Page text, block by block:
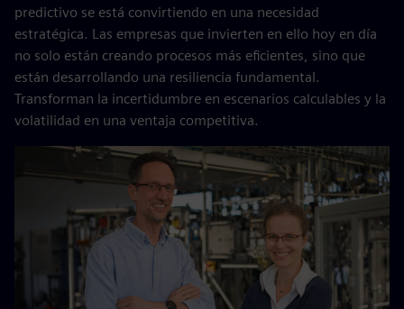
predictivo se está convirtiendo en una necesidad
estratégica. Las empresas que invierten en ello hoy en día
no solo están creando procesos más eficientes, sino que
están desarrollando una resiliencia fundamental.
Transforman la incertidumbre en escenarios calculables y la
volatilidad en una ventaja competitiva.